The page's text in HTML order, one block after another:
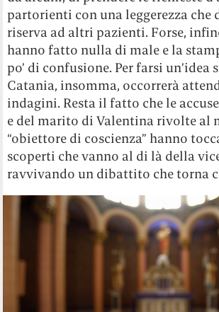
partorienti con una leggerezza
riserva ad altri pazienti. Forse,
hanno fatto nulla di male e la
po’ di confusione. Per farsi
Catania, insomma, occorrerà
indagini. Resta il fatto che le
e del marito di Valentina rivolte al
“obiettore di coscienza” hanno
scoperti che vanno al di là della
ravvivando un dibattito che torna